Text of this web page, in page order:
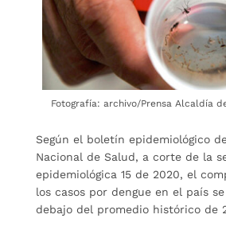
Fotografía: archivo/Prensa Alcaldía
Según el boletín epidemiológico
Nacional de Salud, a corte de la
epidemiológica 15 de 2020, el
los casos por dengue en el país
debajo del promedio histórico de